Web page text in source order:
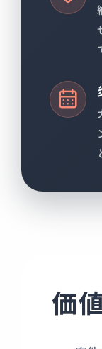
価